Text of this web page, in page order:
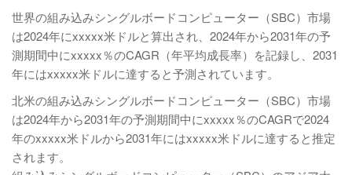
世界の組み込みシングルボードコンピューター（SBC）市場
は2024年にxxxxx米ドルと算出され、2024年から2031年の予
測期間中にxxxxx％のCAGR（年平均成長率）を記録し、2031
年にはxxxxx米ドルに達すると予測されています。
北米の組み込みシングルボードコンピューター（SBC）市場
は2024年から2031年の予測期間中にxxxxx％のCAGRで2024
年のxxxxx米ドルから2031年にはxxxxx米ドルに達すると推定
されます。